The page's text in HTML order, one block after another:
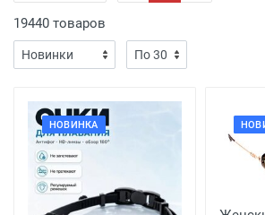
19440 товаров
НОВИНКА